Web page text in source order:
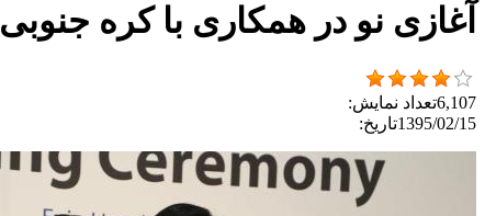
آغازی نو در همکاری با کره جنوبی
6,107تعداد نمایش:
1395/02/15تاریخ: